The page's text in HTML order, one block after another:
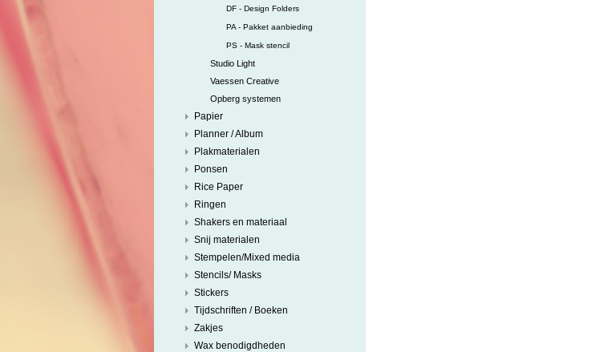
DF - Design Folders
PA - Pakket aanbieding
PS - Mask stencil
Studio Light
Vaessen Creative
Opberg systemen
Papier
Planner / Album
Plakmaterialen
Ponsen
Rice Paper
Ringen
Shakers en materiaal
Snij materialen
Stempelen/Mixed media
Stencils/ Masks
Stickers
Tijdschriften / Boeken
Zakjes
Wax benodigdheden